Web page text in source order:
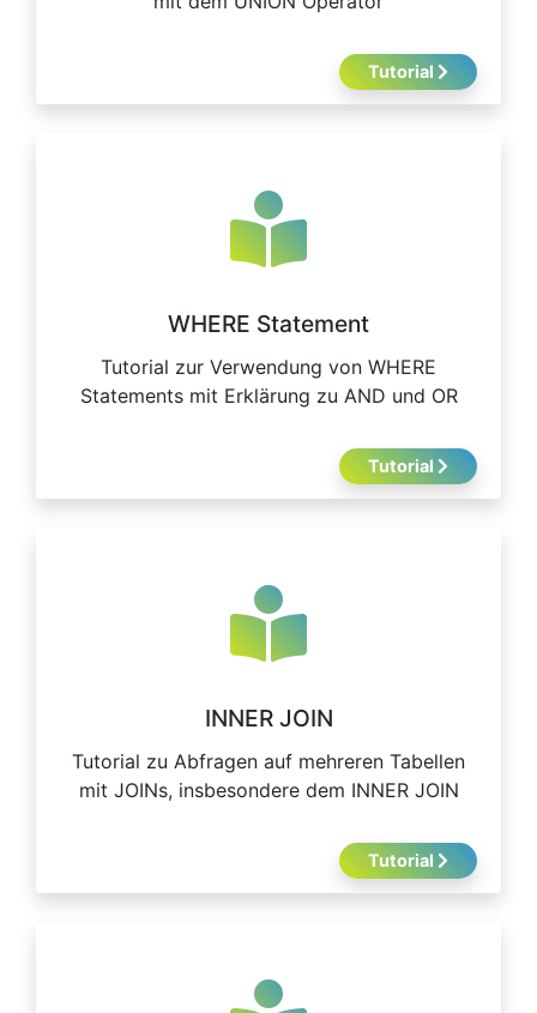
Tutorial
WHERE Statement
Tutorial zur Verwendung von WHERE
Statements mit Erklärung zu AND und OR
Tutorial
INNER JOIN
Tutorial zu Abfragen auf mehreren Tabellen
mit JOINs, insbesondere dem INNER JOIN
Tutorial